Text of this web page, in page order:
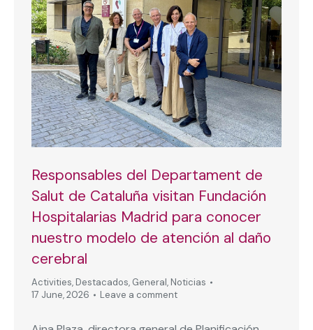
Responsables del Departament de
Salut de Cataluña visitan Fundación
Hospitalarias Madrid para conocer
nuestro modelo de atención al daño
cerebral
Activities, Destacados, General, Noticias
17 June, 2026
Leave a comment